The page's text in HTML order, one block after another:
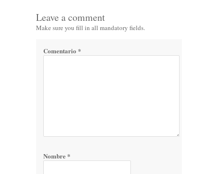
Leave a comment
Make sure you fill in all mandatory fields.
Comentario *
Nombre *